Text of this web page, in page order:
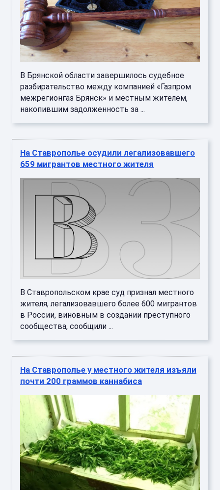
В Брянской области завершилось судебное
разбирательство между компанией «Газпром
межрегионгаз Брянск» и местным жителем,
накопившим задолженность за ...
На Ставрополье осудили легализовавшего
659 мигрантов местного жителя
В Ставропольском крае суд признал местного
жителя, легализовавшего более 600 мигрантов
в России, виновным в создании преступного
сообщества, сообщили ...
На Ставрополье у местного жителя изъяли
почти 200 граммов каннабиса